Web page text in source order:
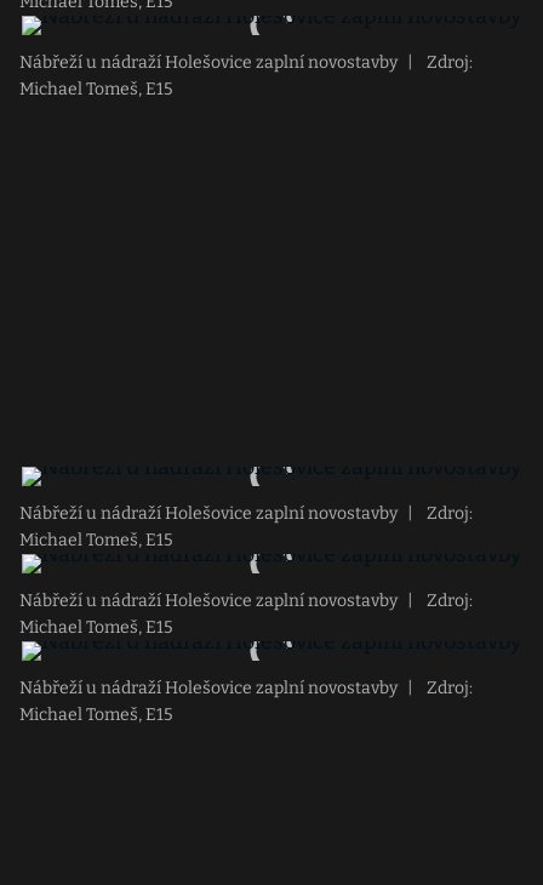
Nábřeží u nádraží Holešovice zaplní novostavby
Zdroj:
Michael Tomeš, E15
Nábřeží u nádraží Holešovice zaplní novostavby
Zdroj:
Michael Tomeš, E15
Nábřeží u nádraží Holešovice zaplní novostavby
Zdroj:
Michael Tomeš, E15
Nábřeží u nádraží Holešovice zaplní novostavby
Zdroj:
Michael Tomeš, E15